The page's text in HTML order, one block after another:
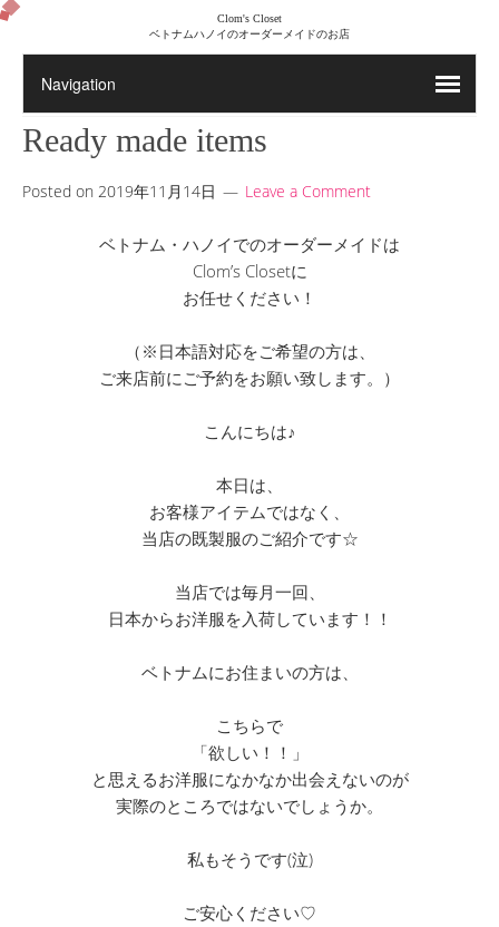
Clom's Closet
ベトナムハノイのオーダーメイドのお店
Ready made items
Posted on 2019年11月14日 Leave a Comment
ベトナム・ハノイでのオーダーメイドは
Clom’s Closetに
お任せください！
（※日本語対応をご希望の方は、
ご来店前にご予約をお願い致します。）
こんにちは♪
本日は、
お客様アイテムではなく、
当店の既製服のご紹介です☆
当店では毎月一回、
日本からお洋服を入荷しています！！
ベトナムにお住まいの方は、
こちらで
「欲しい！！」
と思えるお洋服になかなか出会えないのが
実際のところではないでしょうか。
私もそうです(泣)
ご安心ください♡